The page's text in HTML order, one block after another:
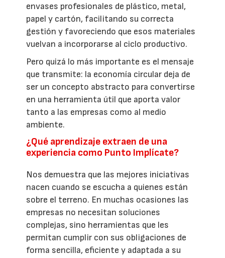
envases profesionales de plástico, metal,
papel y cartón, facilitando su correcta
gestión y favoreciendo que esos materiales
vuelvan a incorporarse al ciclo productivo.
Pero quizá lo más importante es el mensaje
que transmite: la economía circular deja de
ser un concepto abstracto para convertirse
en una herramienta útil que aporta valor
tanto a las empresas como al medio
ambiente.
¿Qué aprendizaje extraen de una
experiencia como Punto Implícate?
Nos demuestra que las mejores iniciativas
nacen cuando se escucha a quienes están
sobre el terreno. En muchas ocasiones las
empresas no necesitan soluciones
complejas, sino herramientas que les
permitan cumplir con sus obligaciones de
forma sencilla, eficiente y adaptada a su